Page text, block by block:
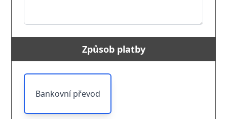
Způsob platby
Bankovní převod